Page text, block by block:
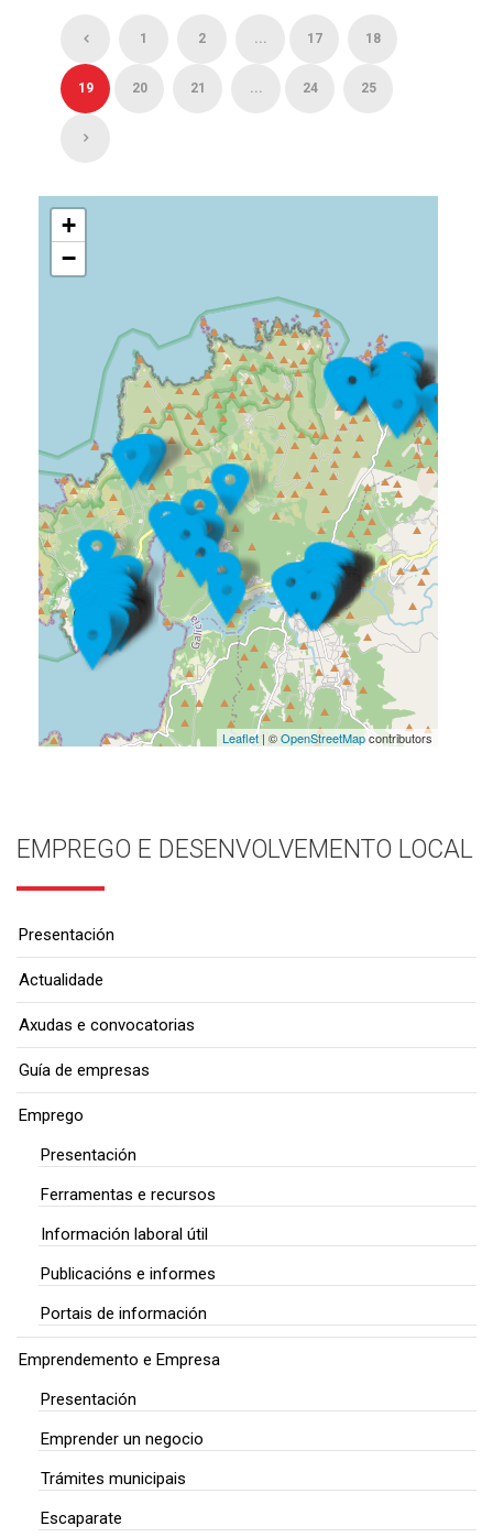
1 2 ... 17 18
19 20 21 ... 24 25
+
−
Leaflet| ©OpenStreetMapcontributors
EMPREGO E DESENVOLVEMENTO LOCAL
Presentación
Actualidade
Axudas e convocatorias
Guía de empresas
Emprego
Presentación
Ferramentas e recursos
Información laboral útil
Publicacións e informes
Portais de información
Emprendemento e Empresa
Presentación
Emprender un negocio
Trámites municipais
Escaparate